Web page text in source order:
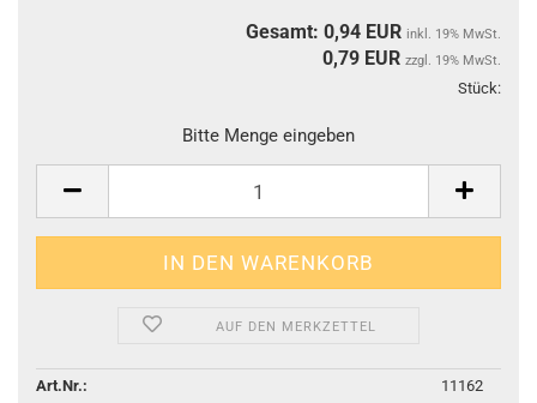
Gesamt: 0,94 EUR inkl. 19% MwSt.
0,79 EUR zzgl. 19% MwSt.
Stück:
Bitte Menge eingeben
AUF DEN MERKZETTEL
Art.Nr.:
11162